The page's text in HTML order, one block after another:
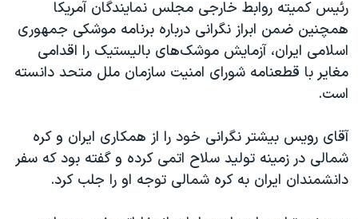
رئیس کمیته روابط خارجی مجلس نمایندگان آمریکا
همچنین ضمن ابراز نگرانی درباره برنامه موشکی جمهوری
اسلامی ایران، آزمایش موشک‌های بالیستیک را اقدامی
مغایر با قطعنامه شورای امنیت سازمان ملل متحد دانسته
است.
آقای رویس بیشتر نگرانی خود را از همکاری ایران و کره
شمالی در زمینه تولید سلاح اتمی کرده و گفته بود که سفر
دانشمندان ایران به کره شمالی توجه او را جلب کرد.